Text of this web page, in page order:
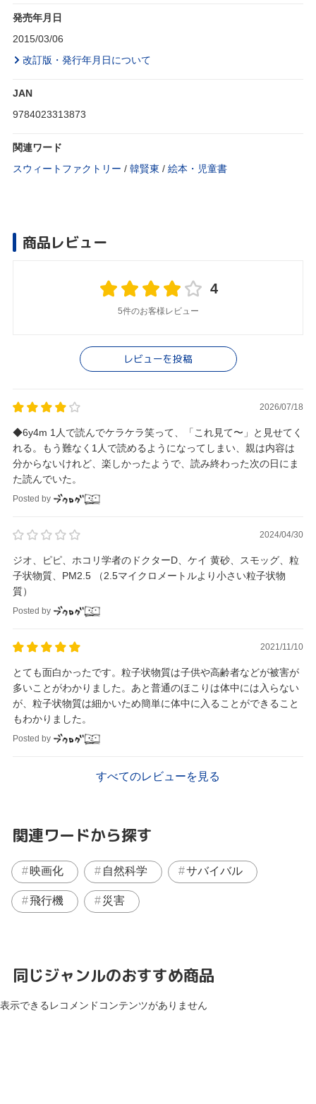
発売年月日
2015/03/06
改訂版・発行年月日について
JAN
9784023313873
関連ワード
スウィートファクトリー / 韓賢東 / 絵本・児童書
商品レビュー
4
5件のお客様レビュー
レビューを投稿
2026/07/18
◆6y4m 1人で読んでケラケラ笑って、「これ見て〜」と見せてく
れる。もう難なく1人で読めるようになってしまい、親は内容は
分からないけれど、楽しかったようで、読み終わった次の日にま
た読んでいた。
Posted by
2024/04/30
ジオ、ピピ、ホコリ学者のドクターD、ケイ 黄砂、スモッグ、粒
子状物質、PM2.5 （2.5マイクロメートルより小さい粒子状物
質）
Posted by
2021/11/10
とても面白かったです。粒子状物質は子供や高齢者などが被害が
多いことがわかりました。あと普通のほこりは体中には入らない
が、粒子状物質は細かいため簡単に体中に入ることができること
もわかりました。
Posted by
すべてのレビューを見る
関連ワードから探す
映画化 自然科学 サバイバル
飛行機 災害
同じジャンルのおすすめ商品
表示できるレコメンドコンテンツがありません